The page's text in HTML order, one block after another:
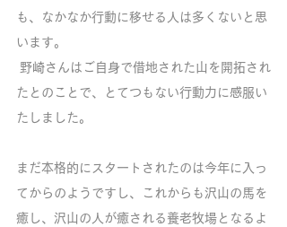
も、なかなか行動に移せる人は多くないと思
います。
たとのことで、とてつもない行動力に感服い
たしました。
まだ本格的にスタートされたのは今年に入っ
てからのようですし、これからも沢山の馬を
癒し、沢山の人が癒される養老牧場となるよ